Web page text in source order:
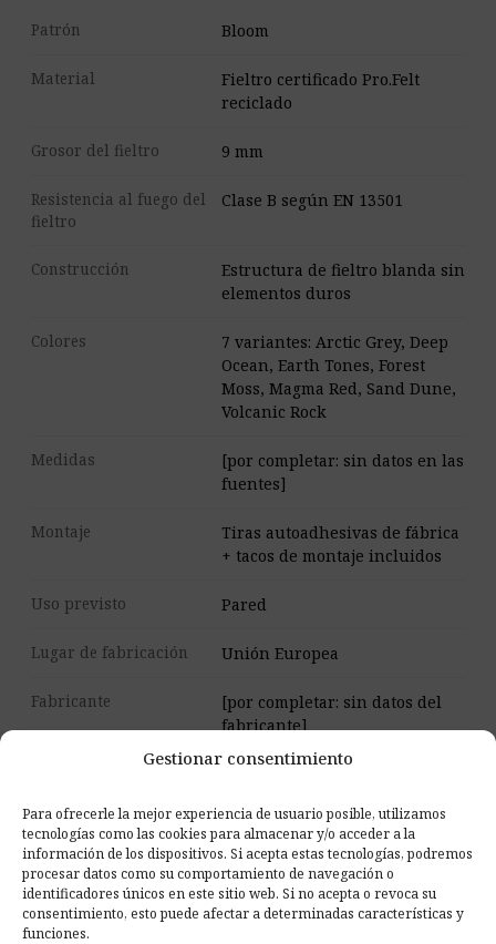
Gestionar consentimiento
Para ofrecerle la mejor experiencia de usuario posible, utilizamos
tecnologías como las cookies para almacenar y/o acceder a la
información de los dispositivos. Si acepta estas tecnologías, podremos
procesar datos como su comportamiento de navegación o
identificadores únicos en este sitio web. Si no acepta o revoca su
consentimiento, esto puede afectar a determinadas características y
funciones.
Patrón Bloom
Material
Fieltro certificado Pro.Felt
reciclado
Grosor del fieltro 9 mm
Resistencia al fuego del
fieltro
Clase B según EN 13501
Construcción
Estructura de fieltro blanda sin
elementos duros
Colores
7 variantes: Arctic Grey, Deep
Ocean, Earth Tones, Forest
Moss, Magma Red, Sand Dune,
Volcanic Rock
Medidas
[por completar: sin datos en las
fuentes]
Montaje
Tiras autoadhesivas de fábrica
+ tacos de montaje incluidos
Uso previsto Pared
Lugar de fabricación Unión Europea
Fabricante
[por completar: sin datos del
fabricante]
Documentos y muestras
request_quoteOferta para empresas contacta con nosotros
palettePide muestras de tejido a casa